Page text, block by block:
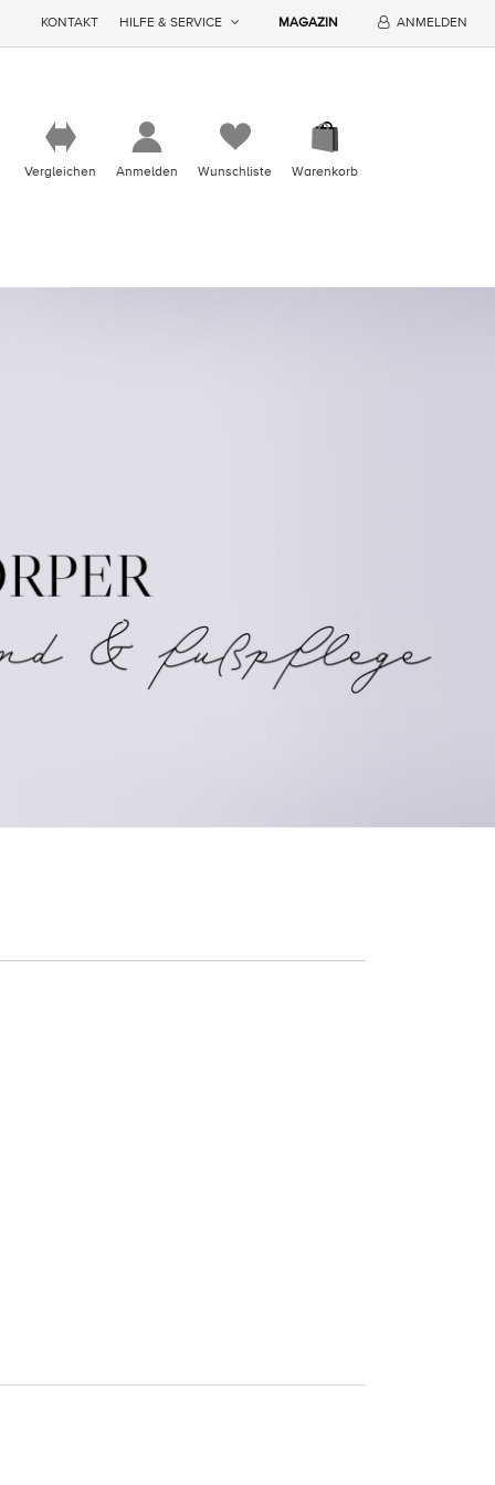
KONTAKT HILFE & SERVICE MAGAZIN ANMELDEN
Vergleichen Anmelden Wunschliste Warenkorb